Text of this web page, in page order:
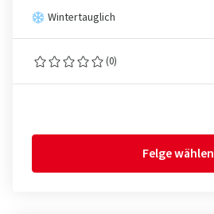
Wintertauglich
(0)
Felge wählen